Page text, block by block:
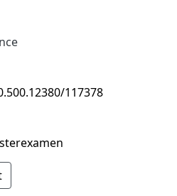
117378